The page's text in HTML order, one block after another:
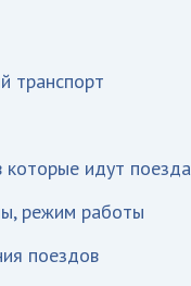
транспорт
идут
режим работы
поездов